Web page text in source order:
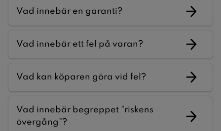
Vad innebär en garanti?
Vad innebär ett fel på varan?
Vad kan köparen göra vid fel?
Vad innebär begreppet "riskens
övergång"?